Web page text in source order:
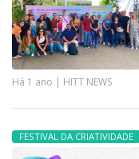
Há 1 ano | HITT NEWS
FESTIVAL DA CRIATIVIDADE